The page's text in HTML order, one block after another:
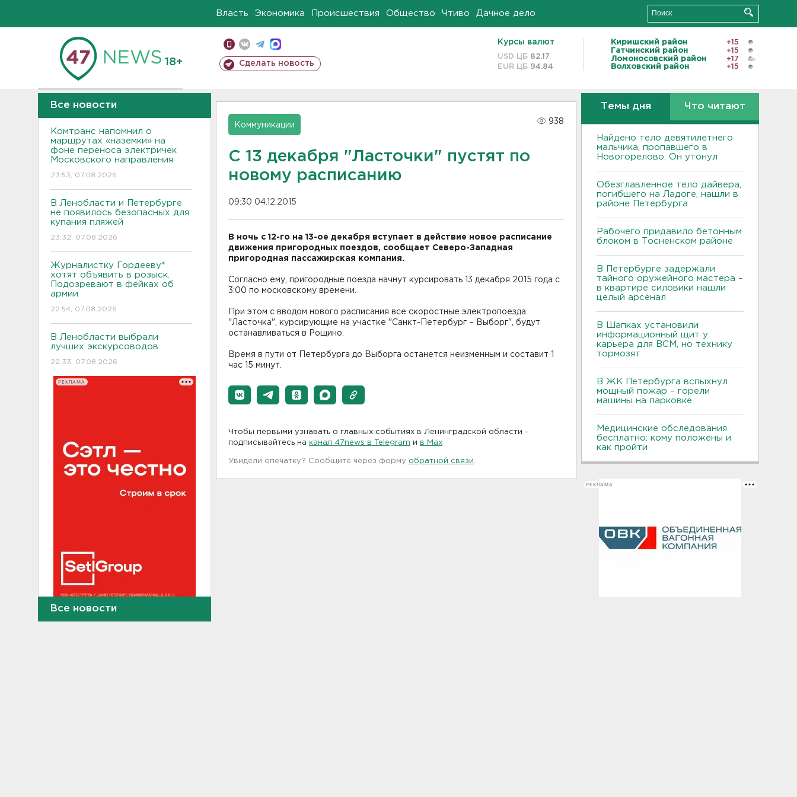
Власть Экономика Происшествия Общество Чтиво Дачное дело
18+ Сделать новость
Курсы валют
USD ЦБ 82.17
EUR ЦБ 94.84
Киришский район
+15
Гатчинский район
+15
Ломоносовский район
+17
Волховский район
+15
Все новости
Комтранс напомнил о
маршрутах «наземки» на
фоне переноса электричек
Московского направления
23:53, 07.08.2026
В Ленобласти и Петербурге
не появилось безопасных для
купания пляжей
23:32, 07.08.2026
Журналистку Гордееву*
хотят объявить в розыск.
Подозревают в фейках об
армии
22:54, 07.08.2026
В Ленобласти выбрали
лучших экскурсоводов
22:33, 07.08.2026
РЕКЛАМА
Все новости
Коммуникации
938
С 13 декабря "Ласточки" пустят по
новому расписанию
09:30 04.12.2015
В ночь с 12-го на 13-ое декабря вступает в действие новое расписание
движения пригородных поездов, сообщает Северо-Западная
пригородная пассажирская компания.
Согласно ему, пригородные поезда начнут курсировать 13 декабря 2015 года с
3:00 по московскому времени.
При этом с вводом нового расписания все скоростные электропоезда
"Ласточка", курсирующие на участке "Санкт-Петербург – Выборг", будут
останавливаться в Рощино.
Время в пути от Петербурга до Выборга останется неизменным и составит 1
час 15 минут.
Чтобы первыми узнавать о главных событиях в Ленинградской области -
подписывайтесь на канал 47news в Telegram и в Maх
Увидели опечатку? Сообщите через форму обратной связи
Темы дня Что читают
Найдено тело девятилетнего
мальчика, пропавшего в
Новогорелово. Он утонул
Обезглавленное тело дайвера,
погибшего на Ладоге, нашли в
районе Петербурга
Рабочего придавило бетонным
блоком в Тосненском районе
В Петербурге задержали
тайного оружейного мастера –
в квартире силовики нашли
целый арсенал
В Шапках установили
информационный щит у
карьера для ВСМ, но технику
тормозят
В ЖК Петербурга вспыхнул
мощный пожар – горели
машины на парковке
Медицинские обследования
бесплатно: кому положены и
как пройти
РЕКЛАМА